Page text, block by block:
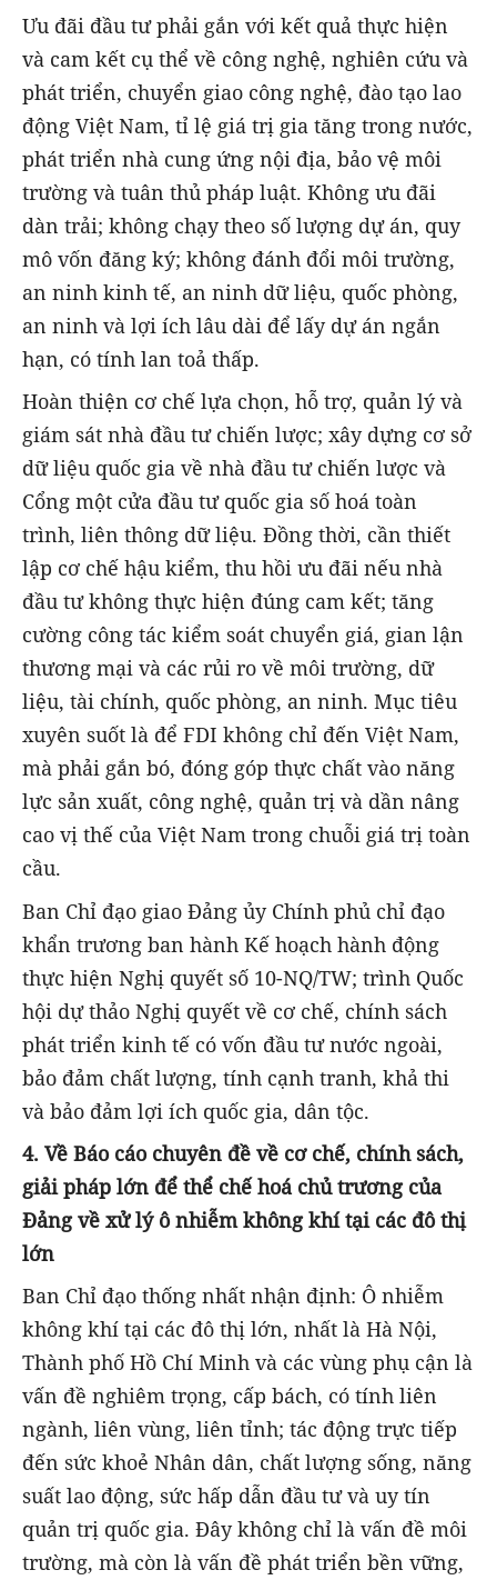
Ưu đãi đầu tư phải gắn với kết quả thực hiện
và cam kết cụ thể về công nghệ, nghiên cứu và
phát triển, chuyển giao công nghệ, đào tạo lao
động Việt Nam, tỉ lệ giá trị gia tăng trong nước,
phát triển nhà cung ứng nội địa, bảo vệ môi
trường và tuân thủ pháp luật. Không ưu đãi
dàn trải; không chạy theo số lượng dự án, quy
mô vốn đăng ký; không đánh đổi môi trường,
an ninh kinh tế, an ninh dữ liệu, quốc phòng,
an ninh và lợi ích lâu dài để lấy dự án ngắn
hạn, có tính lan toả thấp.
Hoàn thiện cơ chế lựa chọn, hỗ trợ, quản lý và
giám sát nhà đầu tư chiến lược; xây dựng cơ sở
dữ liệu quốc gia về nhà đầu tư chiến lược và
Cổng một cửa đầu tư quốc gia số hoá toàn
trình, liên thông dữ liệu. Đồng thời, cần thiết
lập cơ chế hậu kiểm, thu hồi ưu đãi nếu nhà
đầu tư không thực hiện đúng cam kết; tăng
cường công tác kiểm soát chuyển giá, gian lận
thương mại và các rủi ro về môi trường, dữ
liệu, tài chính, quốc phòng, an ninh. Mục tiêu
xuyên suốt là để FDI không chỉ đến Việt Nam,
mà phải gắn bó, đóng góp thực chất vào năng
lực sản xuất, công nghệ, quản trị và dần nâng
cao vị thế của Việt Nam trong chuỗi giá trị toàn
cầu.
Ban Chỉ đạo giao Đảng ủy Chính phủ chỉ đạo
khẩn trương ban hành Kế hoạch hành động
thực hiện Nghị quyết số 10-NQ/TW; trình Quốc
hội dự thảo Nghị quyết về cơ chế, chính sách
phát triển kinh tế có vốn đầu tư nước ngoài,
bảo đảm chất lượng, tính cạnh tranh, khả thi
và bảo đảm lợi ích quốc gia, dân tộc.
4. Về Báo cáo chuyên đề về cơ chế, chính sách,
giải pháp lớn để thể chế hoá chủ trương của
Đảng về xử lý ô nhiễm không khí tại các đô thị
lớn
Ban Chỉ đạo thống nhất nhận định: Ô nhiễm
không khí tại các đô thị lớn, nhất là Hà Nội,
Thành phố Hồ Chí Minh và các vùng phụ cận là
vấn đề nghiêm trọng, cấp bách, có tính liên
ngành, liên vùng, liên tỉnh; tác động trực tiếp
đến sức khoẻ Nhân dân, chất lượng sống, năng
suất lao động, sức hấp dẫn đầu tư và uy tín
quản trị quốc gia. Đây không chỉ là vấn đề môi
trường, mà còn là vấn đề phát triển bền vững,